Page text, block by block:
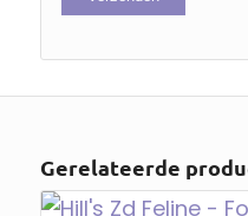
Gerelateerde